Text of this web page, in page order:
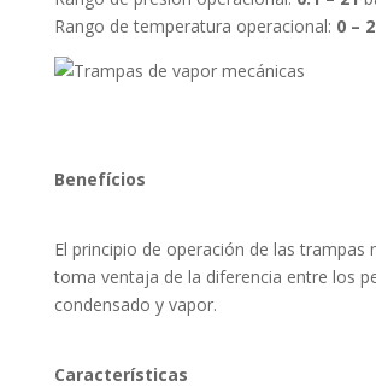
Rango de temperatura operacional: 0 –
Benefícios
El principio de operación de las trampas
toma ventaja de la diferencia entre los
condensado y vapor.
Características